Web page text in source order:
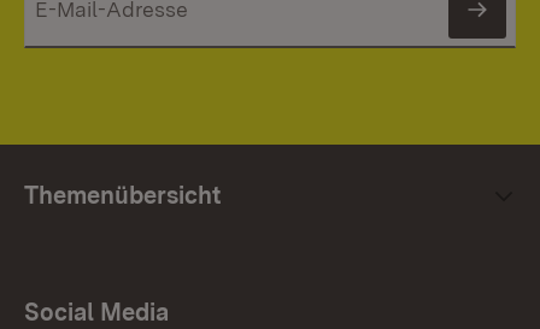
Themenübersicht
Social Media